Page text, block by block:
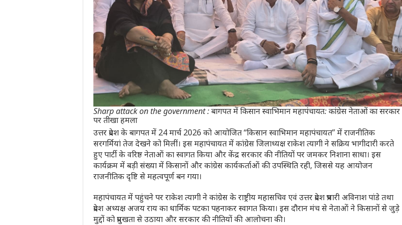
Sharp attack on the government : बागपत में किसान स्वाभिमान महापंचायत: कांग्रेस नेताओं का सरकार
पर तीखा हमला
उत्तर प्रदेश केबागपतमें 24 मार्च 2026 को आयोजित “किसान स्वाभिमान महापंचायत” में राजनीतिक
सरगर्मियां तेज देखने को मिलीं। इस महापंचायत में कांग्रेस जिलाध्यक्षराकेश त्यागीने सक्रिय भागीदारी करते
हुए पार्टी के वरिष्ठ नेताओं का स्वागत किया और केंद्र सरकार की नीतियों पर जमकर निशाना साधा। इस
कार्यक्रम में बड़ी संख्या में किसानों और कांग्रेस कार्यकर्ताओं की उपस्थिति रही, जिससे यह आयोजन
राजनीतिक दृष्टि से महत्वपूर्ण बन गया।
महापंचायत में पहुंचने पर राकेश त्यागी ने कांग्रेस के राष्ट्रीय महासचिव एवं उत्तर प्रदेश प्रभारी अविनाश पांडेतथा
प्रदेश अध्यक्षअजय रायका धार्मिक पटका पहनाकर स्वागत किया। इस दौरान मंच से नेताओं ने किसानों से जुड़े
मुद्दों को प्रमुखता से उठाया और सरकार की नीतियों की आलोचना की।